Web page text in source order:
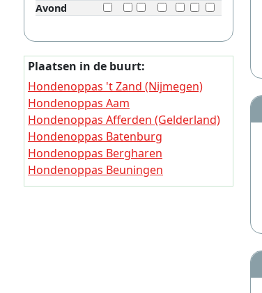
Avond
Plaatsen in de buurt:
Hondenoppas 't Zand (Nijmegen)
Hondenoppas Aam
Hondenoppas Afferden (Gelderland)
Hondenoppas Batenburg
Hondenoppas Bergharen
Hondenoppas Beuningen
(Gelderland)